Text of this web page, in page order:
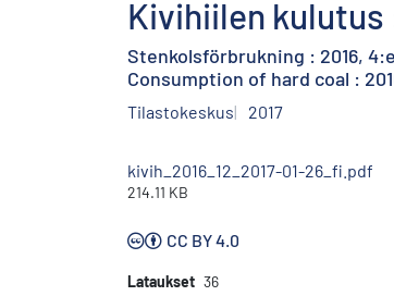
Kivihiilen kulutus
Stenkolsförbrukning : 2016,
Consumption of hard coal :
Tilastokeskus 2017
kivih_2016_12_2017-01-26_fi.pdf
214.11 KB
CC BY 4.0
Lataukset 36